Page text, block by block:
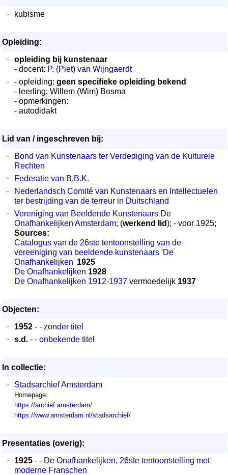
·
kubisme
Opleiding:
·
opleiding bij kunstenaar
- docent: P. (Piet) van Wijngaerdt
·
- opleiding: geen specifieke opleiding bekend
- leerling: Willem (Wim) Bosma
- opmerkingen:
- autodidakt
Lid van / ingeschreven bij:
·
Bond van Kunstenaars ter Verdediging van de Kulturele
Rechten
·
Federatie van B.B.K.
·
Nederlandsch Comité van Kunstenaars en Intellectuelen
ter bestrijding van de terreur in Duitschland
·
Vereniging van Beeldende Kunstenaars De
Onafhankelijken Amsterdam; (werkend lid); - voor 1925;
Sources:
Catalogus van de 26ste tentoonstelling van de
vereeniging van beeldende kunstenaars 'De
Onafhankelijken' 1925
De Onafhankelijken 1928
De Onafhankelijken 1912-1937 vermoedelijk 1937
Objecten:
·
1952 - - zonder titel
·
s.d. - - onbekende titel
In collectie:
·
Stadsarchief Amsterdam
Homepage:
https://archief.amsterdam/
https://www.amsterdam.nl/stadsarchief/
Presentaties (overig):
·
1925 - - De Onafhankelijken, 26ste tentoonstelling met
moderne Franschen